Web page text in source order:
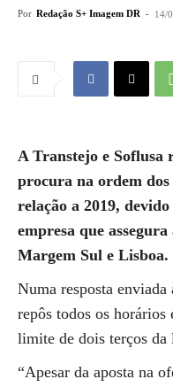
Por Redação S+ Imagem DR - 14/
A Transtejo e Soflusa
procura na ordem
relação a 2019,
empresa que
Margem Sul e Lisboa.
Numa resposta
repôs todos os
limite de dois terços da
“Apesar da aposta na